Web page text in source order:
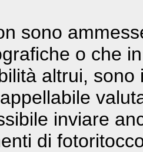
sono
o che
altrui,
inviare
di